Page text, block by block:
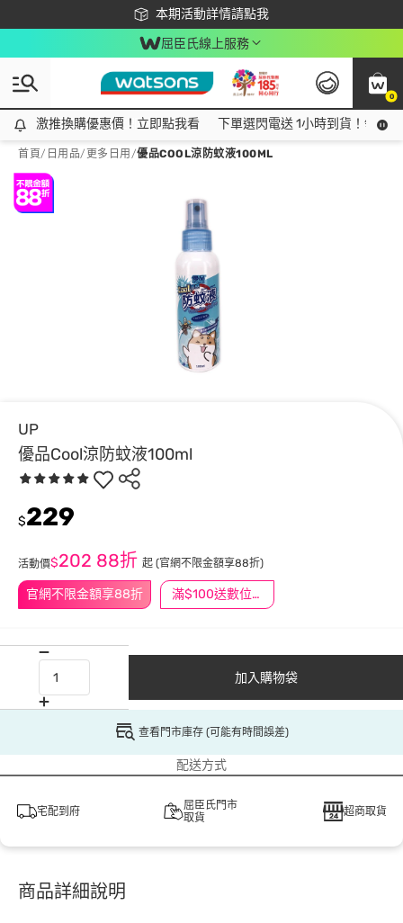
本期活動詳情請點我
下載app最高回饋$350
屈臣氏線上服務
0
激推換購優惠價！立即點我看
激推換購優惠價！立即點我看 下單選閃電送 1小時到貨！領神
首頁/ 日用品/ 更多日用 /優品COOL涼防蚊液100ML
UP
優品Cool涼防蚊液100ml
官網不限金額享88折 滿$100送數位印花
$229
活動價$202 88折 起 (官網不限金額享88折)
加入購物袋
查看門市庫存 (可能有時間誤差)
配送方式
宅配到府
屈臣氏門市
取貨
超商取貨
商品詳細說明